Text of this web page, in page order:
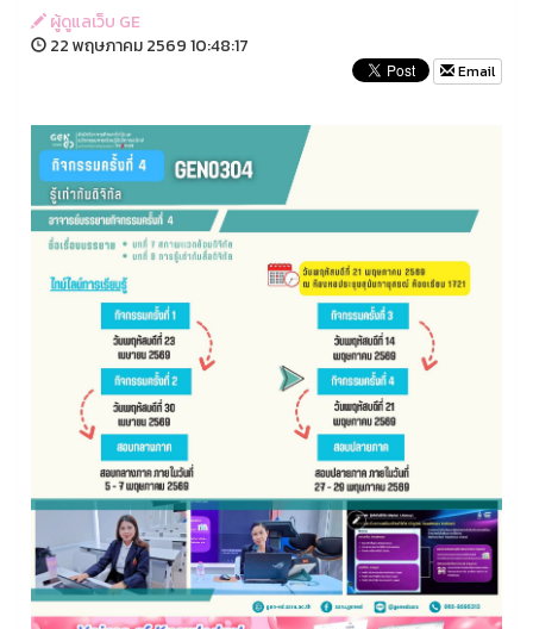
ผู้ดูแลเว็บ GE
22 พฤษภาคม 2569 10:48:17
Email